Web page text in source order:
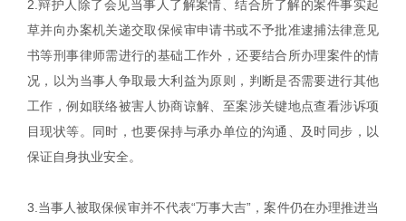
2.辩护人除了会见当事人了解案情、结合所了解的案件事实起
草并向办案机关递交取保候审申请书或不予批准逮捕法律意见
书等刑事律师需进行的基础工作外，还要结合所办理案件的情
况，以为当事人争取最大利益为原则，判断是否需要进行其他
工作，例如联络被害人协商谅解、至案涉关键地点查看涉诉项
目现状等。同时，也要保持与承办单位的沟通、及时同步，以
保证自身执业安全。
3.当事人被取保候审并不代表“万事大吉”，案件仍在办理推进当